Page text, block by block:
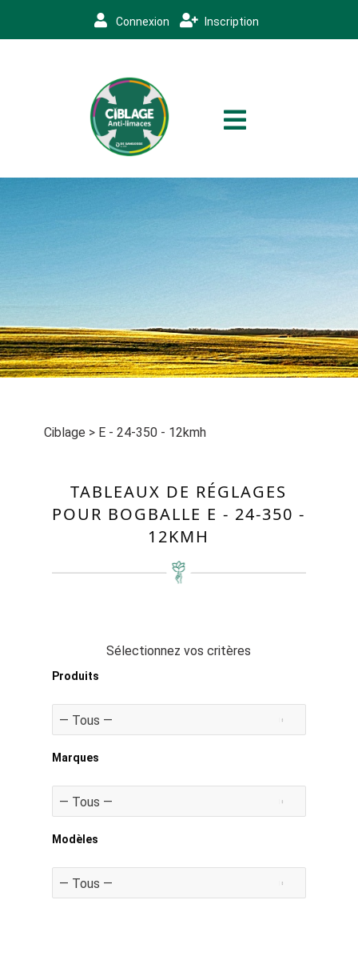
Connexion Inscription
Ciblage > E - 24-350 - 12kmh
TABLEAUX DE RÉGLAGES
POUR BOGBALLE E - 24-350 -
12KMH
Sélectionnez vos critères
Produits
Marques
Modèles